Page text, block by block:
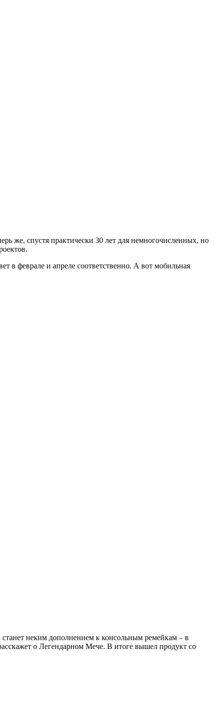
же, спустя практически 30 лет для немногочисленных, но
в феврале и апреле соответственно. А вот мобильная
неким дополнением к консольным ремейкам – в
о Легендарном Мече. В итоге вышел продукт со